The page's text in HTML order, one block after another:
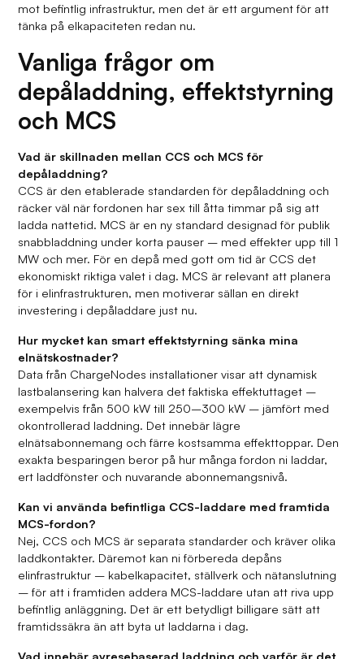
mot befintlig infrastruktur, men det är ett argument för att
tänka på elkapaciteten redan nu.
Vanliga frågor om
depåladdning, effektstyrning
och MCS
Vad är skillnaden mellan CCS och MCS för
depåladdning?
CCS är den etablerade standarden för depåladdning och
räcker väl när fordonen har sex till åtta timmar på sig att
ladda nattetid. MCS är en ny standard designad för publik
snabbladdning under korta pauser – med effekter upp till 1
MW och mer. För en depå med gott om tid är CCS det
ekonomiskt riktiga valet i dag. MCS är relevant att planera
för i elinfrastrukturen, men motiverar sällan en direkt
investering i depåladdare just nu.
Hur mycket kan smart effektstyrning sänka mina
elnätskostnader?
Data från ChargeNodes installationer visar att dynamisk
lastbalansering kan halvera det faktiska effektuttaget –
exempelvis från 500 kW till 250–300 kW – jämfört med
okontrollerad laddning. Det innebär lägre
elnätsabonnemang och färre kostsamma effekttoppar. Den
exakta besparingen beror på hur många fordon ni laddar,
ert laddfönster och nuvarande abonnemangsnivå.
Kan vi använda befintliga CCS-laddare med framtida
MCS-fordon?
Nej, CCS och MCS är separata standarder och kräver olika
laddkontakter. Däremot kan ni förbereda depåns
elinfrastruktur – kabelkapacitet, ställverk och nätanslutning
– för att i framtiden addera MCS-laddare utan att riva upp
befintlig anläggning. Det är ett betydligt billigare sätt att
framtidssäkra än att byta ut laddarna i dag.
Vad innebär avresebaserad laddning och varför är det